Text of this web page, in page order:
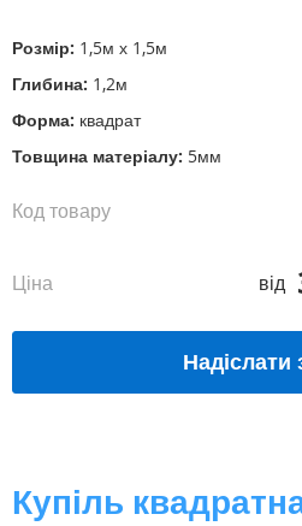
зображень
Розмір: 1,5м х 1,5м
Глибина: 1,2м
Форма: квадрат
Товщина матеріалу: 5мм
Ціна від
Код товару
Надіслати
Купіль